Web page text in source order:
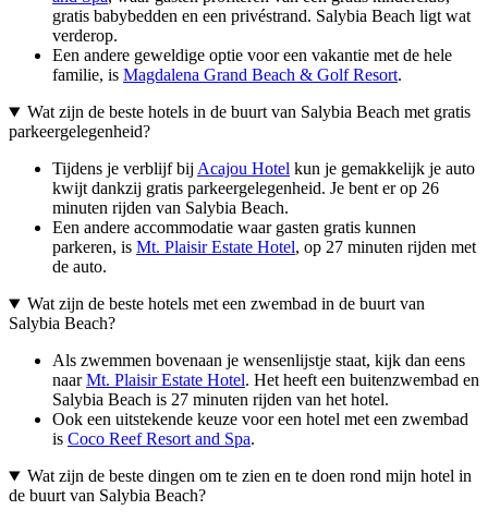
gratis babybedden en een privéstrand. Salybia Beach ligt wat
verderop.
Een andere geweldige optie voor een vakantie met de hele
familie, is Magdalena Grand Beach & Golf Resort.
Wat zijn de beste hotels in de buurt van Salybia Beach met gratis
parkeergelegenheid?
Tijdens je verblijf bij Acajou Hotel kun je gemakkelijk je auto
kwijt dankzij gratis parkeergelegenheid. Je bent er op 26
minuten rijden van Salybia Beach.
Een andere accommodatie waar gasten gratis kunnen
parkeren, is Mt. Plaisir Estate Hotel, op 27 minuten rijden met
de auto.
Wat zijn de beste hotels met een zwembad in de buurt van
Salybia Beach?
Als zwemmen bovenaan je wensenlijstje staat, kijk dan eens
naarMt. Plaisir Estate Hotel. Het heeft een buitenzwembad en
Salybia Beach is 27 minuten rijden van het hotel.
Ook een uitstekende keuze voor een hotel met een zwembad
is Coco Reef Resort and Spa.
Wat zijn de beste dingen om te zien en te doen rond mijn hotel in
de buurt van Salybia Beach?